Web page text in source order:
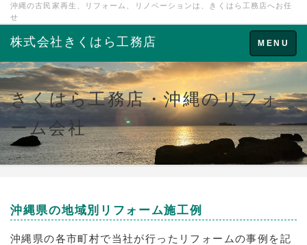
沖縄の古民家再生、リフォーム、リノベーションは、きくはら工務店へお任
せ
Toggle
navigation
MENU
株式会社きくはら工務店
きくはら工務店・沖縄のリフォ
ーム会社
沖縄県の地域別リフォーム施工例
沖縄県の各市町村で当社が行ったリフォームの事例を記